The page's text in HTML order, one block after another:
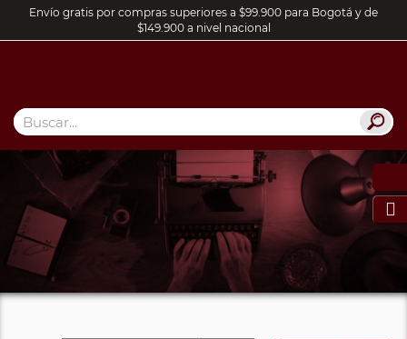
Envío gratis por compras superiores a $99.900 para Bogotá y de
$149.900 a nivel nacional
